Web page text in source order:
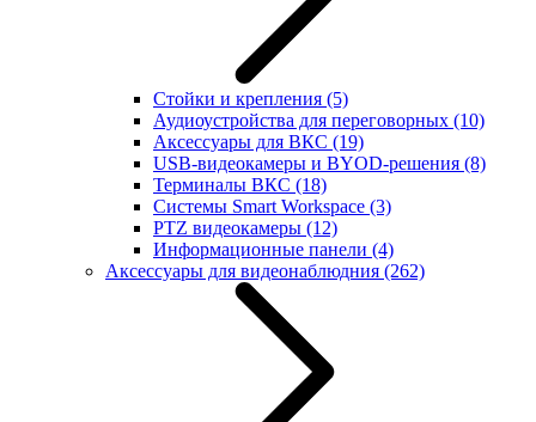
Стойки и крепления (5)
Аудиоустройства для переговорных (10)
Аксессуары для ВКС (19)
USB-видеокамеры и BYOD-решения (8)
Терминалы ВКС (18)
Системы Smart Workspace (3)
PTZ видеокамеры (12)
Информационные панели (4)
Аксессуары для видеонаблюдния (262)